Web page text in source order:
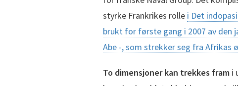
styrke Frankrikes rolle i Det
brukt for første gang i 2007 av den
Abe -, som strekker seg fra Afrikas
To dimensjoner kan trekkes fram i